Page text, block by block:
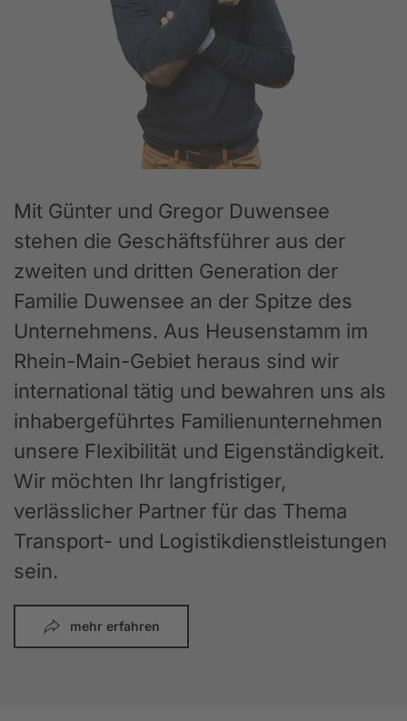
Mit Günter und Gregor Duwensee
stehen die Geschäftsführer aus der
zweiten und dritten Generation der
Familie Duwensee an der Spitze des
Unternehmens. Aus Heusenstamm im
Rhein-Main-Gebiet heraus sind wir
international tätig und bewahren uns als
inhabergeführtes Familienunternehmen
unsere Flexibilität und Eigenständigkeit.
Wir möchten Ihr langfristiger,
verlässlicher Partner für das Thema
Transport- und Logistikdienstleistungen
sein.
mehr erfahren